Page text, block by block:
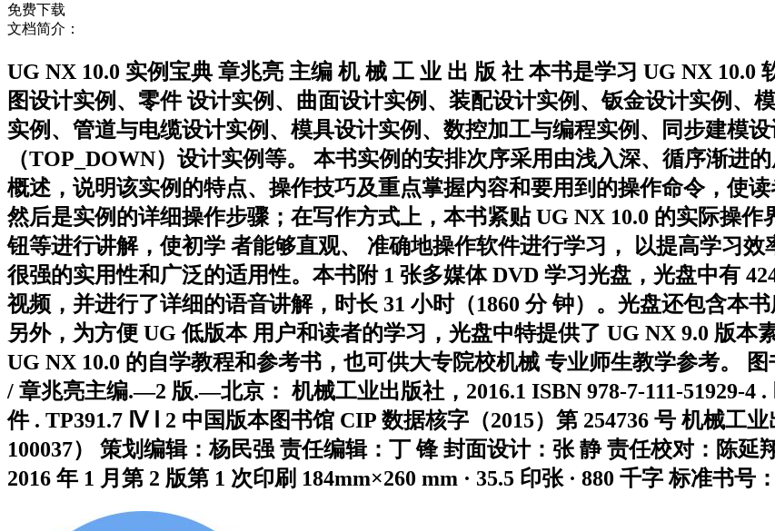
免费下载
文档简介：
UG NX 10.0 实例宝典 章兆亮 主编 机 械 工 业 出 版 社 本书是学习 UG NX
图设计实例、零件 设计实例、曲面设计实例、装配设计实例、钣金设计实例、
实例、管道与电缆设计实例、模具设计实例、数控加工与编程实例、同步建模
（TOP_DOWN）设计实例等。 本书实例的安排次序采用由浅入深、循序渐进
概述，说明该实例的特点、操作技巧及重点掌握内容和要用到的操作命令，使
然后是实例的详细操作步骤；在写作方式上，本书紧贴 UG NX 10.0 的实际操
钮等进行讲解，使初学 者能够直观、 准确地操作软件进行学习， 以提高学习
很强的实用性和广泛的适用性。本书附 1 张多媒体 DVD 学习光盘，光盘中有
视频，并进行了详细的语音讲解，时长 31 小时（1860 分 钟）。光盘还包含本
另外，为方便 UG 低版本 用户和读者的学习，光盘中特提供了 UG NX 9.0 版本
UG NX 10.0 的自学教程和参考书，也可供大专院校机械 专业师生教学参考。
/ 章兆亮主编.—2 版.—北京： 机械工业出版社，2016.1 ISBN 978-7-111-51929-4
件 . TP391.7 Ⅳ Ⅰ 2 中国版本图书馆 CIP 数据核字（2015）第 254736 号 机械工
100037） 策划编辑：杨民强 责任编辑：丁 锋 封面设计：张 静 责任校对：陈
2016 年 1 月第 2 版第 1 次印刷 184mm×260 mm · 35.5 印张 · 880 千字 标准书号